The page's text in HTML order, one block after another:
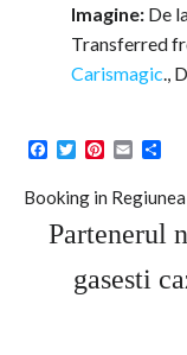
Imagine: De
Transferred
Carismagic .,
Facebook
TwitterPinterest
Email
Booking in
Partenerul
gasesti